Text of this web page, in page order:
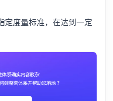
定度量标准，在达到一定